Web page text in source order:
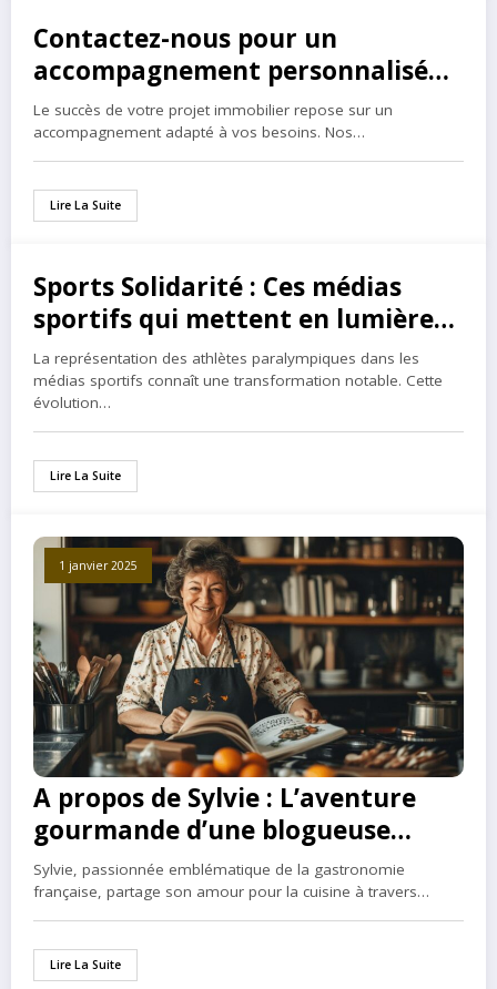
5 février 2025
Contactez-nous pour un
accompagnement personnalisé
avec nos conseillers
Le succès de votre projet immobilier repose sur un
accompagnement adapté à vos besoins. Nos…
Lire La Suite
17 janvier 2025
Sports Solidarité : Ces médias
sportifs qui mettent en lumière
les athlètes paralympiques
La représentation des athlètes paralympiques dans les
médias sportifs connaît une transformation notable. Cette
évolution…
Lire La Suite
1 janvier 2025
A propos de Sylvie : L’aventure
gourmande d’une blogueuse
culinaire francaise
Sylvie, passionnée emblématique de la gastronomie
française, partage son amour pour la cuisine à travers…
Lire La Suite